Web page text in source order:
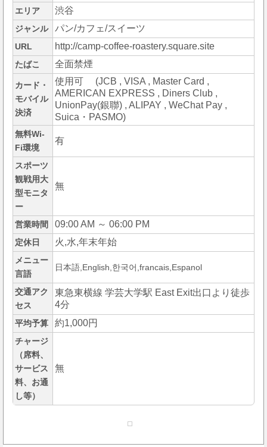
エリア 渋谷
ジャンル パン/カフェ/スイーツ
URL http://camp-coffee-roastery.square.site
たばこ 全面禁煙
カード・
モバイル
決済
使用可 (JCB , VISA , Master Card ,
AMERICAN EXPRESS , Diners Club ,
UnionPay(銀聯) , ALIPAY , WeChat Pay ,
Suica・PASMO)
無料Wi-
Fi環境
有
スポーツ
観戦用大
型モニタ
ー
無
営業時間 09:00 AM ～ 06:00 PM
定休日 火,水,年末年始
メニュー
言語
日本語,English,한국어,francais,Espanol
交通アク
セス
東急東横線 学芸大学駅 East Exit出口より徒歩
4分
平均予算 約1,000円
チャージ
（席料、
サービス
料、お通
し等）
無